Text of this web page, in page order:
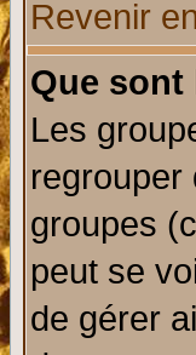
Revenir
Que
Les
regrouper
groupes
peut se
de gérer